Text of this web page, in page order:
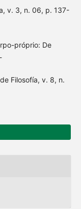
v. 3, n. 06, p. 137-
próprio: De
Filosofía, v. 8, n.